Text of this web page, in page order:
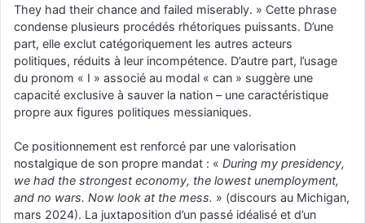
They had their chance and failed miserably. » Cette phrase
condense plusieurs procédés rhétoriques puissants. D’une
part, elle exclut catégoriquement les autres acteurs
politiques, réduits à leur incompétence. D’autre part, l’usage
du pronom « I » associé au modal « can » suggère une
capacité exclusive à sauver la nation – une caractéristique
propre aux figures politiques messianiques.
Ce positionnement est renforcé par une valorisation
nostalgique de son propre mandat : « During my presidency,
we had the strongest economy, the lowest unemployment,
and no wars. Now look at the mess. » (discours au Michigan,
mars 2024). La juxtaposition d’un passé idéalisé et d’un